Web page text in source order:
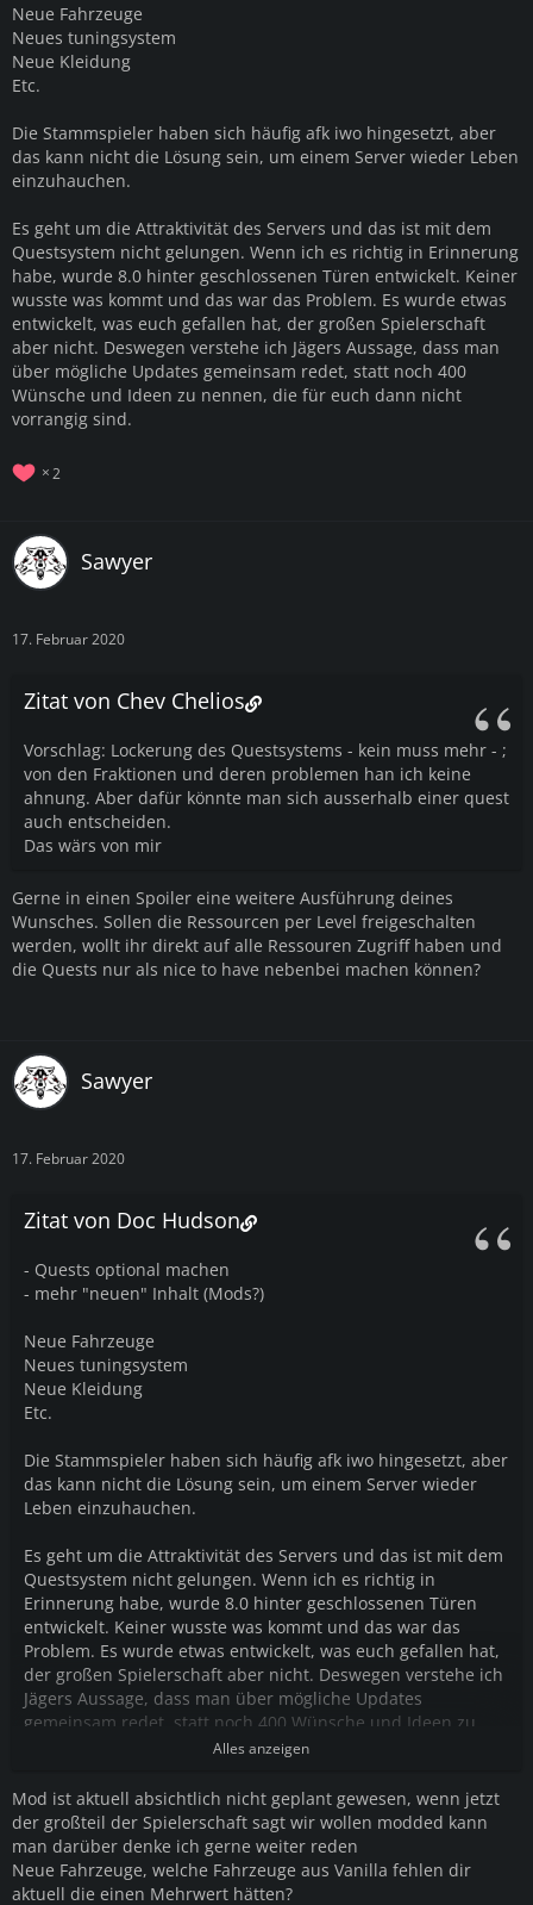
Neue Fahrzeuge
Neues tuningsystem
Neue Kleidung
Etc.
Die Stammspieler haben sich häufig afk iwo hingesetzt, aber
das kann nicht die Lösung sein, um einem Server wieder Leben
einzuhauchen.
Es geht um die Attraktivität des Servers und das ist mit dem
Questsystem nicht gelungen. Wenn ich es richtig in Erinnerung
habe, wurde 8.0 hinter geschlossenen Türen entwickelt. Keiner
wusste was kommt und das war das Problem. Es wurde etwas
entwickelt, was euch gefallen hat, der großen Spielerschaft
aber nicht. Deswegen verstehe ich Jägers Aussage, dass man
über mögliche Updates gemeinsam redet, statt noch 400
Wünsche und Ideen zu nennen, die für euch dann nicht
vorrangig sind.
2
Sawyer
17. Februar 2020
Zitat von Chev Chelios
Vorschlag: Lockerung des Questsystems - kein muss mehr - ;
von den Fraktionen und deren problemen han ich keine
ahnung. Aber dafür könnte man sich ausserhalb einer quest
auch entscheiden.
Das wärs von mir
Gerne in einen Spoiler eine weitere Ausführung deines
Wunsches. Sollen die Ressourcen per Level freigeschalten
werden, wollt ihr direkt auf alle Ressouren Zugriff haben und
die Quests nur als nice to have nebenbei machen können?
Sawyer
17. Februar 2020
Zitat von Doc Hudson
- Quests optional machen
- mehr "neuen" Inhalt (Mods?)
Neue Fahrzeuge
Neues tuningsystem
Neue Kleidung
Etc.
Die Stammspieler haben sich häufig afk iwo hingesetzt, aber
das kann nicht die Lösung sein, um einem Server wieder
Leben einzuhauchen.
Es geht um die Attraktivität des Servers und das ist mit dem
Questsystem nicht gelungen. Wenn ich es richtig in
Erinnerung habe, wurde 8.0 hinter geschlossenen Türen
entwickelt. Keiner wusste was kommt und das war das
Problem. Es wurde etwas entwickelt, was euch gefallen hat,
der großen Spielerschaft aber nicht. Deswegen verstehe ich
Jägers Aussage, dass man über mögliche Updates
gemeinsam redet, statt noch 400 Wünsche und Ideen zu
nennen, die für euch dann nicht vorrangig sind.
Alles anzeigen
Mod ist aktuell absichtlich nicht geplant gewesen, wenn jetzt
der großteil der Spielerschaft sagt wir wollen modded kann
man darüber denke ich gerne weiter reden
Neue Fahrzeuge, welche Fahrzeuge aus Vanilla fehlen dir
aktuell die einen Mehrwert hätten?